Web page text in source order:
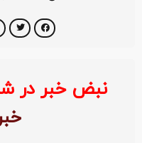
نبض خبر در